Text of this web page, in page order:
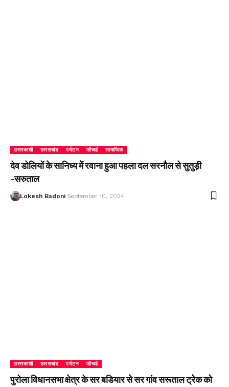
उत्तरकाशी उत्तराखंड पर्यटन फीचर्ड सामाजिक
देव डोलियों के सानिध्य में रवाना हुआ पहला दल सरनौल से सुतुड़ी
-सरुताल
Lokesh Badoni September 10, 2024
उत्तरकाशी उत्तराखंड पर्यटन फीचर्ड
पुरोला विधानसभा क्षेत्र के सर बडियार से सर गांव सरूताल ट्रेक को